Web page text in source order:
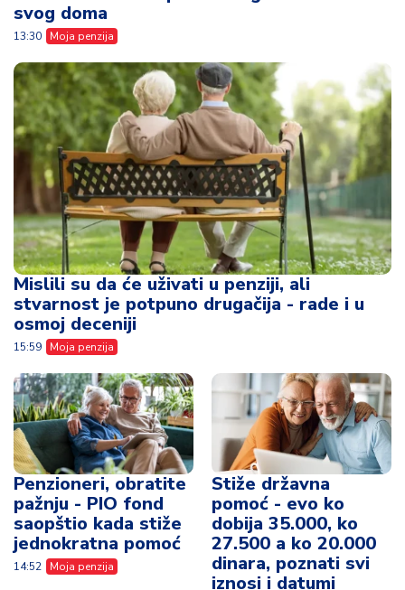
Mislili su da će uživati u penziji, ali
stvarnost je potpuno drugačija - rade i u
osmoj deceniji
Moja penzija
Penzioneri, obratite
pažnju - PIO fond
saopštio kada stiže
jednokratna pomoć
14:52 Moja penzija
Stiže državna
27.500 a ko 20.000
dinara, poznati svi
iznosi i datumi
isplate
10:47 Moja penzija